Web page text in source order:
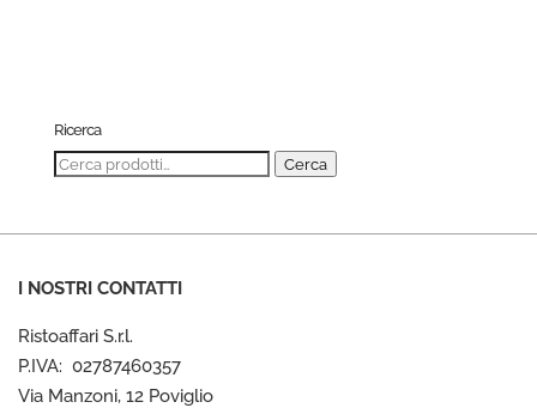
Ricerca
Cerca: Cerca
I NOSTRI CONTATTI
Ristoaffari S.r.l.
P.IVA: 02787460357
Via Manzoni, 12 Poviglio